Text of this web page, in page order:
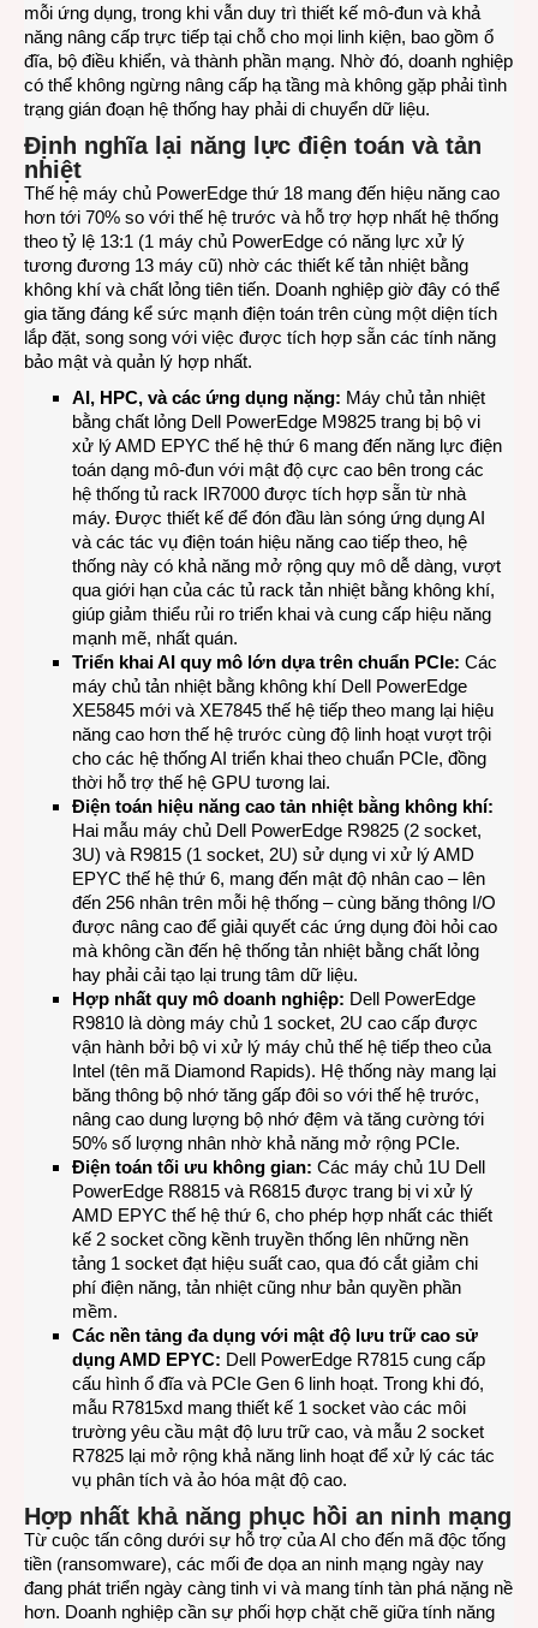
mỗi ứng dụng, trong khi vẫn duy trì thiết kế mô-đun và khả
năng nâng cấp trực tiếp tại chỗ cho mọi linh kiện, bao gồm ổ
đĩa, bộ điều khiển, và thành phần mạng. Nhờ đó, doanh nghiệp
có thể không ngừng nâng cấp hạ tầng mà không gặp phải tình
trạng gián đoạn hệ thống hay phải di chuyển dữ liệu.
Định nghĩa lại năng lực điện toán và tản
nhiệt
Thế hệ máy chủ PowerEdge thứ 18 mang đến hiệu năng cao
hơn tới 70% so với thế hệ trước và hỗ trợ hợp nhất hệ thống
theo tỷ lệ 13:1 (1 máy chủ PowerEdge có năng lực xử lý
tương đương 13 máy cũ) nhờ các thiết kế tản nhiệt bằng
không khí và chất lỏng tiên tiến. Doanh nghiệp giờ đây có thể
gia tăng đáng kể sức mạnh điện toán trên cùng một diện tích
lắp đặt, song song với việc được tích hợp sẵn các tính năng
bảo mật và quản lý hợp nhất.
AI, HPC, và các ứng dụng nặng: Máy chủ tản nhiệt
bằng chất lỏng Dell PowerEdge M9825 trang bị bộ vi
xử lý AMD EPYC thế hệ thứ 6 mang đến năng lực điện
toán dạng mô-đun với mật độ cực cao bên trong các
hệ thống tủ rack IR7000 được tích hợp sẵn từ nhà
máy. Được thiết kế để đón đầu làn sóng ứng dụng AI
và các tác vụ điện toán hiệu năng cao tiếp theo, hệ
thống này có khả năng mở rộng quy mô dễ dàng, vượt
qua giới hạn của các tủ rack tản nhiệt bằng không khí,
giúp giảm thiểu rủi ro triển khai và cung cấp hiệu năng
mạnh mẽ, nhất quán.
Triển khai AI quy mô lớn dựa trên chuẩn PCIe: Các
máy chủ tản nhiệt bằng không khí Dell PowerEdge
XE5845 mới và XE7845 thế hệ tiếp theo mang lại hiệu
năng cao hơn thế hệ trước cùng độ linh hoạt vượt trội
cho các hệ thống AI triển khai theo chuẩn PCIe, đồng
thời hỗ trợ thế hệ GPU tương lai.
Điện toán hiệu năng cao tản nhiệt bằng không khí:
Hai mẫu máy chủ Dell PowerEdge R9825 (2 socket,
3U) và R9815 (1 socket, 2U) sử dụng vi xử lý AMD
EPYC thế hệ thứ 6, mang đến mật độ nhân cao – lên
đến 256 nhân trên mỗi hệ thống – cùng băng thông I/O
được nâng cao để giải quyết các ứng dụng đòi hỏi cao
mà không cần đến hệ thống tản nhiệt bằng chất lỏng
hay phải cải tạo lại trung tâm dữ liệu.
Hợp nhất quy mô doanh nghiệp: Dell PowerEdge
R9810 là dòng máy chủ 1 socket, 2U cao cấp được
vận hành bởi bộ vi xử lý máy chủ thế hệ tiếp theo của
Intel (tên mã Diamond Rapids). Hệ thống này mang lại
băng thông bộ nhớ tăng gấp đôi so với thế hệ trước,
nâng cao dung lượng bộ nhớ đệm và tăng cường tới
50% số lượng nhân nhờ khả năng mở rộng PCIe.
Điện toán tối ưu không gian: Các máy chủ 1U Dell
PowerEdge R8815 và R6815 được trang bị vi xử lý
AMD EPYC thế hệ thứ 6, cho phép hợp nhất các thiết
kế 2 socket cồng kềnh truyền thống lên những nền
tảng 1 socket đạt hiệu suất cao, qua đó cắt giảm chi
phí điện năng, tản nhiệt cũng như bản quyền phần
mềm.
Các nền tảng đa dụng với mật độ lưu trữ cao sử
dụng AMD EPYC: Dell PowerEdge R7815 cung cấp
cấu hình ổ đĩa và PCIe Gen 6 linh hoạt. Trong khi đó,
mẫu R7815xd mang thiết kế 1 socket vào các môi
trường yêu cầu mật độ lưu trữ cao, và mẫu 2 socket
R7825 lại mở rộng khả năng linh hoạt để xử lý các tác
vụ phân tích và ảo hóa mật độ cao.
Hợp nhất khả năng phục hồi an ninh mạng
Từ cuộc tấn công dưới sự hỗ trợ của AI cho đến mã độc tống
tiền (ransomware), các mối đe dọa an ninh mạng ngày nay
đang phát triển ngày càng tinh vi và mang tính tàn phá nặng nề
hơn. Doanh nghiệp cần sự phối hợp chặt chẽ giữa tính năng